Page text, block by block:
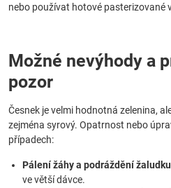
nebo používat hotové pasterizované
Možné nevýhody a
pozor
Česnek je velmi hodnotná zelenina,
zejména syrový. Opatrnost nebo
případech:
Pálení žáhy a podráždění
ve větší dávce.